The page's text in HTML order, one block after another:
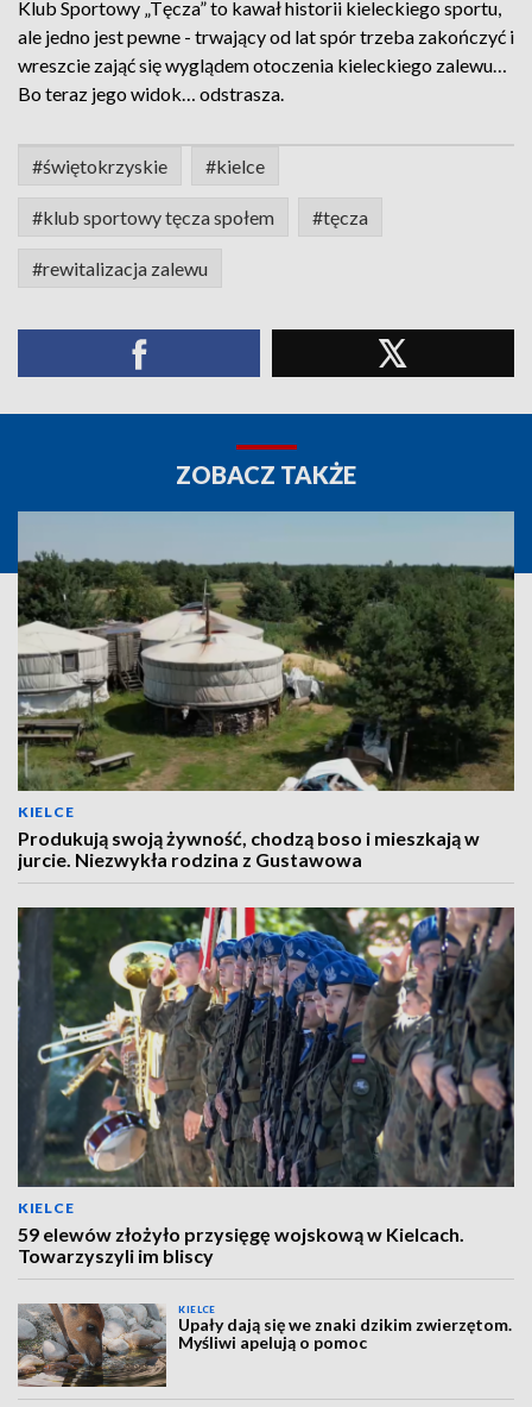
Klub Sportowy „Tęcza” to kawał historii kieleckiego sportu,
ale jedno jest pewne - trwający od lat spór trzeba zakończyć i
wreszcie zająć się wyglądem otoczenia kieleckiego zalewu…
Bo teraz jego widok… odstrasza.
#świętokrzyskie #kielce
#klub sportowy tęcza społem #tęcza
#rewitalizacja zalewu
ZOBACZ TAKŻE
KIELCE
Produkują swoją żywność, chodzą boso i mieszkają w
jurcie. Niezwykła rodzina z Gustawowa
KIELCE
59 elewów złożyło przysięgę wojskową w Kielcach.
Towarzyszyli im bliscy
KIELCE
Upały dają się we znaki dzikim zwierzętom.
Myśliwi apelują o pomoc